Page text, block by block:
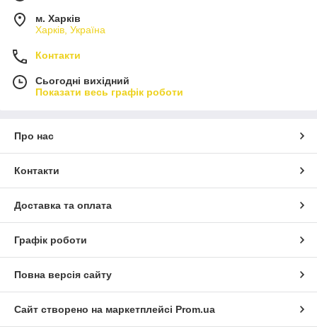
м. Харків
Харків, Україна
Контакти
Сьогодні вихідний
Показати весь графік роботи
Про нас
Контакти
Доставка та оплата
Графік роботи
Повна версія сайту
Сайт створено на маркетплейсі Prom.ua